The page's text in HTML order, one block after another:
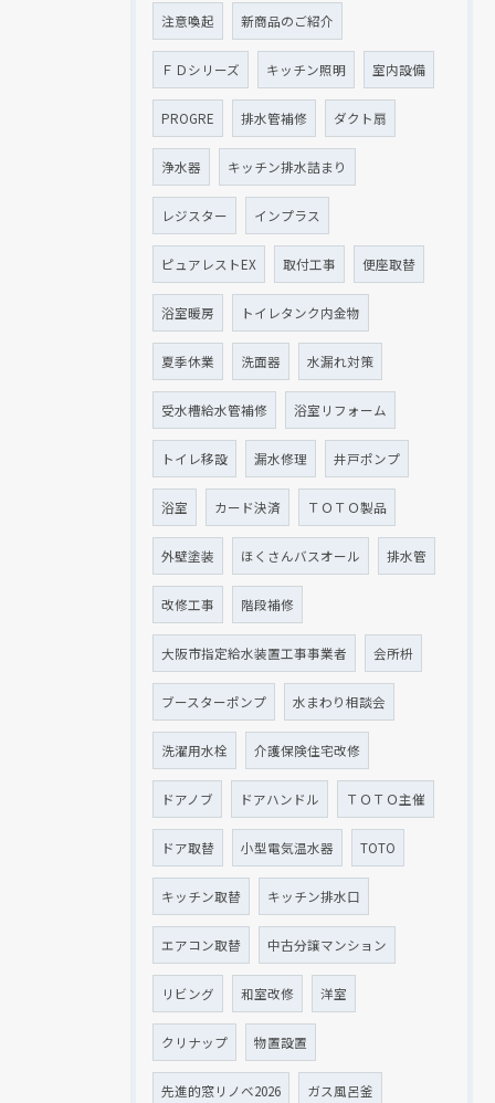
注意喚起 新商品のご紹介
ＦＤシリーズ キッチン照明 室内設備
PROGRE 排水管補修 ダクト扇
浄水器 キッチン排水詰まり
レジスター インプラス
ピュアレストEX 取付工事 便座取替
浴室暖房 トイレタンク内金物
夏季休業 洗面器 水漏れ対策
受水槽給水管補修 浴室リフォーム
トイレ移設 漏水修理 井戸ポンプ
浴室 カード決済 ＴＯＴＯ製品
外壁塗装 ほくさんバスオール 排水管
改修工事 階段補修
大阪市指定給水装置工事事業者 会所枡
ブースターポンプ 水まわり相談会
洗濯用水栓 介護保険住宅改修
ドアノブ ドアハンドル ＴＯＴＯ主催
ドア取替 小型電気温水器 TOTO
キッチン取替 キッチン排水口
エアコン取替 中古分譲マンション
リビング 和室改修 洋室
クリナップ 物置設置
先進的窓リノベ2026 ガス風呂釜